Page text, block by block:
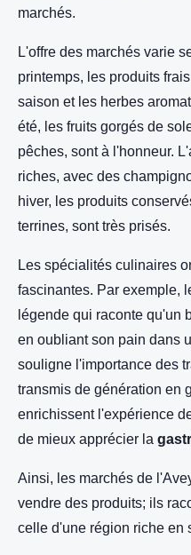
marchés.
L'offre des marchés varie
printemps, les produits
saison et les herbes
été, les fruits gorgés de
pêches, sont à l'honneur.
riches, avec des
hiver, les produits
terrines, sont très prisés.
Les spécialités culinaires
fascinantes. Par exemple,
légende qui raconte qu'un
en oubliant son pain dans
souligne l'importance des
transmis de génération en
enrichissent l'expérience
de mieux apprécier la
Ainsi, les marchés de
vendre des produits; ils
celle d'une région riche en